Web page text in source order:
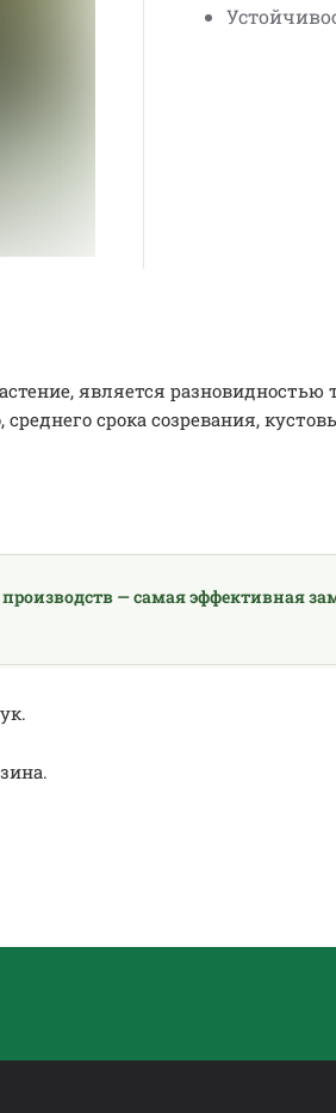
является
срока созревания,
— самая эффективная